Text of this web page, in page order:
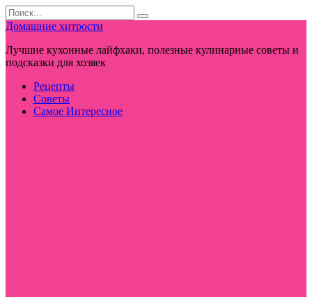
Перейти
к
контенту
Search
for:
Домашние хитрости
Лучшие кухонные лайфхаки, полезные кулинарные советы и
подсказки для хозяек
Рецепты
Советы
Самое Интересное